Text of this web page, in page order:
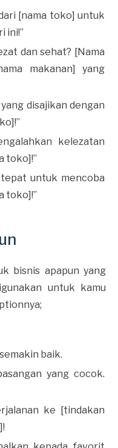
[nama toko] untuk
ini!”
dan sehat? [Nama
makanan] yang
disajikan dengan
kelezatan
toko]!”
untuk mencoba
toko]!”
bisnis apapun yang
untuk kamu
baik.
yang cocok.
ke [tindakan